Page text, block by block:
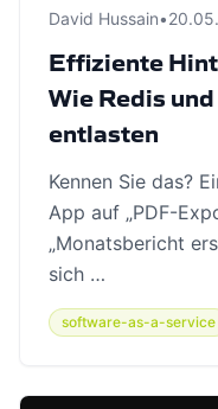
David Hussain•
Effiziente
Wie Redis
entlasten
Kennen Sie das?
App auf „PDF-
„Monatsbericht
sich …
software-as-a-service